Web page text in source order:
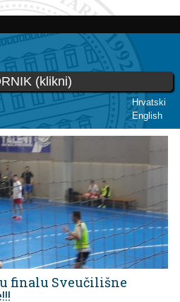
Hrvatski
English
(klikni)
finalu Sveučilišne